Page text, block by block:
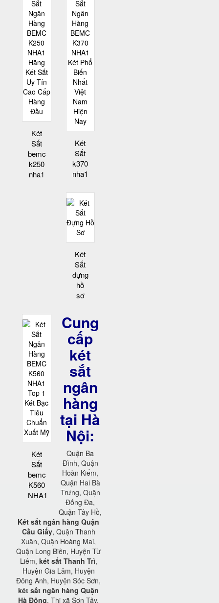
Két
Sắt
bemc
k250
nha1
Két
Sắt
k370
nha1
Két
Sắt
đựng
hồ
sơ
Két
Sắt
bemc
K560
NHA1
Cung
cấp
két
sắt
ngân
hàng
tại Hà
Nội:
Quận Ba
Đình, Quận
Hoàn Kiếm,
Quận Hai Bà
Trưng, Quận
Đống Đa,
Quận Tây Hồ,
Két sắt ngân hàng Quận
Cầu Giấy, Quận Thanh
Xuân, Quận Hoàng Mai,
Quận Long Biên, Huyện Từ
Liêm, két sắt Thanh Trì,
Huyện Gia Lâm, Huyện
Đông Anh, Huyện Sóc Sơn,
két sắt ngân hàng Quận
Hà Đông, Thị xã Sơn Tây,